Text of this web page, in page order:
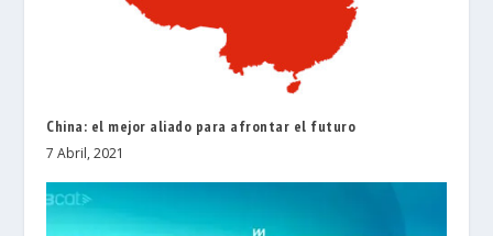
China: el mejor aliado para afrontar el futuro
7 Abril, 2021